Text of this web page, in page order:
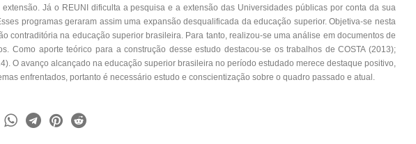
Já o REUNI dificulta a pesquisa e a extensão das Universidades públicas por conta da sua
programas geraram assim uma expansão desqualificada da educação superior. Objetiva-se nesta
contraditória na educação superior brasileira. Para tanto, realizou-se uma análise em documentos de
Como aporte teórico para a construção desse estudo destacou-se os trabalhos de COSTA (2013);
O avanço alcançado na educação superior brasileira no período estudado merece destaque positivo,
enfrentados, portanto é necessário estudo e conscientização sobre o quadro passado e atual.